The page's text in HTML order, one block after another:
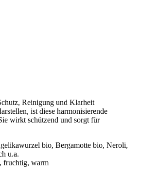
Reinigung und Klarheit
ist diese harmonisierende
wirkt schützend und sorgt für
bio, Bergamotte bio, Neroli,
u.a.
fruchtig, warm